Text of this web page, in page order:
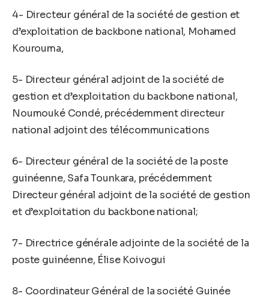
4- Directeur général de la société de gestion et
d’exploitation de backbone national, Mohamed
Kourouma,
5- Directeur général adjoint de la société de
gestion et d’exploitation du backbone national,
Noumouké Condé, précédemment directeur
national adjoint des télécommunications
6- Directeur général de la société de la poste
guinéenne, Safa Tounkara, précédemment
Directeur général adjoint de la société de gestion
et d’exploitation du backbone national;
7- Directrice générale adjointe de la société de la
poste guinéenne, Élise Koivogui
8- Coordinateur Général de la société Guinée